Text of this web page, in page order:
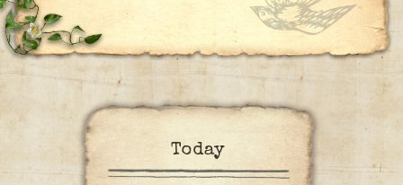
Today